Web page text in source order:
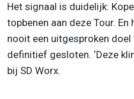
Het signaal is duidelijk:
topbenen aan deze Tour.
nooit een uitgesproken
definitief gesloten. ‘Deze
bij SD Worx.